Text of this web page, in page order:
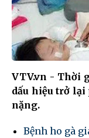
VTV.vn - Thời
dấu hiệu trở
nặng.
Bệnh ho gà